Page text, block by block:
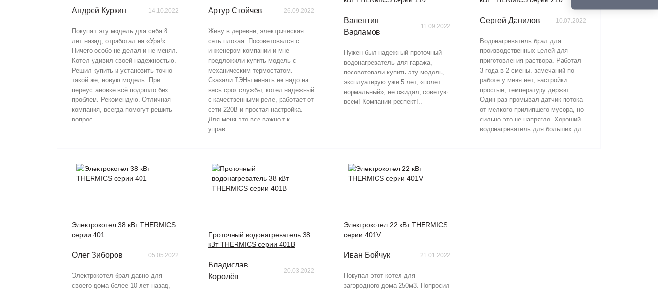
Андрей Куркин 14.10.2022
Покупал эту модель для себя 8
лет назад, отработал на «Ура!».
Ничего особо не делал и не менял.
Котел удивил своей надежностью.
Решил купить и установить точно
такой же, новую модель. При
переустановке всё подошло без
проблем. Рекомендую. Отличная
компания, всегда помогут решить
вопрос...
Артур Стойчев 26.09.2022
Живу в деревне, электрическая
сеть плохая. Посоветовался с
инженером компании и мне
предложили купить модель с
механическим термостатом.
Сказали ТЭНы менять не надо на
весь срок службы, котел надежный
с качественными реле, работает от
сети 220В и простая настройка.
Для меня это все важно т.к.
управ..
Валентин
Варламов
11.09.2022
Нужен был надежный проточный
водонагреватель для гаража,
посоветовали купить эту модель,
эксплуатирую уже 5 лет, «полет
нормальный», не ожидал, советую
всем! Компании респект!..
Сергей Данилов 10.07.2022
Водонагреватель брал для
производственных целей для
приготовления раствора. Работал
3 года в 2 смены, замечаний по
работе у меня нет, настройки
простые, температуру держит.
Один раз промывал датчик потока
от мелкого прилипшего мусора, но
сильно это не напрягло. Хороший
водонагреватель для больших дл..
Электрокотел 38 кВт THERMICS
серии 401
Олег Зиборов 05.05.2022
Электрокотел брал давно для
своего дома более 10 лет назад,
Проточный водонагреватель 38
кВт THERMICS серии 401В
Владислав
Королёв
20.03.2022
Электрокотел 22 кВт THERMICS
серии 401V
Иван Бойчук 21.01.2022
Покупал этот котел для
загородного дома 250м3. Попросил